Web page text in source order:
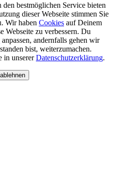
bestmöglichen Service bieten
dieser Webseite stimmen Sie
Wir haben Cookies auf Deinem
Webseite zu verbessern. Du
anpassen, andernfalls gehen wir
bist, weiterzumachen.
in unsererDatenschutzerklärung.